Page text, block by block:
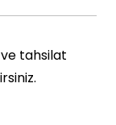
tahsilat